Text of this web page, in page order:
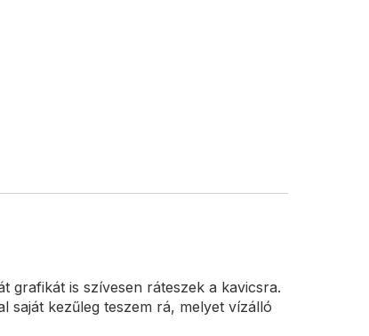
grafikát is szívesen ráteszek a kavicsra.
saját kezűleg teszem rá, melyet vízálló